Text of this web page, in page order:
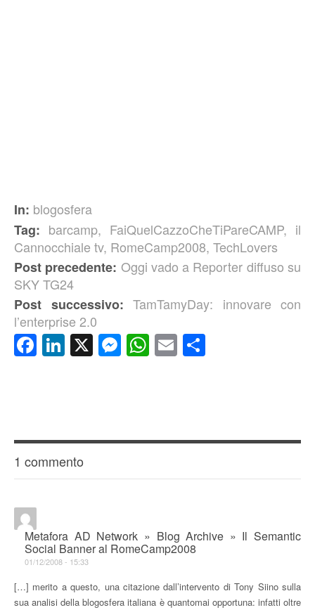
In: blogosfera
Tag: barcamp, FaiQuelCazzoCheTiPareCAMP, il
Cannocchiale tv, RomeCamp2008, TechLovers
Post precedente: Oggi vado a Reporter diffuso su
SKY TG24
Post successivo: TamTamyDay: innovare con
l’enterprise 2.0
Facebook
LinkedIn
X Messenger
WhatsApp
Email
1 commento
Metafora AD Network » Blog Archive » Il Semantic
Social Banner al RomeCamp2008
01/12/2008 - 15:33
[…] merito a questo, una citazione dall’intervento di Tony Siino sulla
sua analisi della blogosfera italiana è quantomai opportuna: infatti oltre